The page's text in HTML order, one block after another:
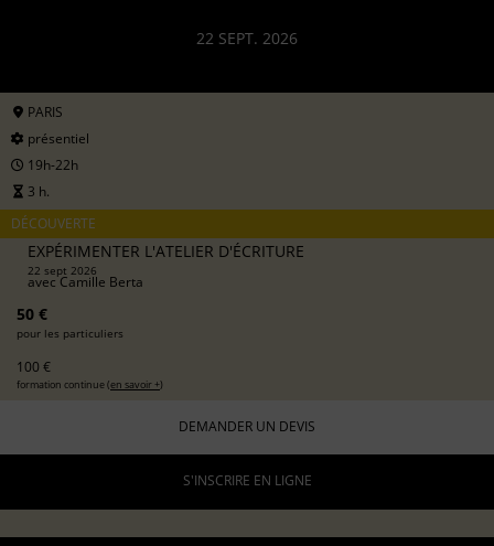
22 SEPT. 2026
PARIS
présentiel
19h-22h
3 h.
DÉCOUVERTE
EXPÉRIMENTER L'ATELIER D'ÉCRITURE
22 sept 2026
avecCamille Berta
50 €
pour les particuliers
100 €
formation continue (en savoir +)
DEMANDER UN DEVIS
S'INSCRIRE EN LIGNE